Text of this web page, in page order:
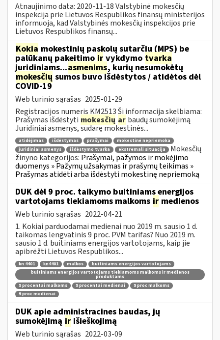
Atnaujinimo data: 2020-11-18 Valstybinė mokesčių
inspekcija prie Lietuvos Respublikos finansų ministerijos
informuoja, kad Valstybinės mokesčių inspekcijos prie
Lietuvos Respublikos finansų...
Kokia mokestinių paskolų sutarčių (MPS) be
palūkanų pakeitimo ir vykdymo tvarka
juridiniams...asmenims, kurių nesumokėtų
mokesčių sumos buvo išdėstytos / atidėtos dėl
COVID-19
Web turinio sąrašas 2025-01-29
Registracijos numeris KM2513 Ši informacija skelbiama:
Prašymas išdėstyti mokesčių ar baudų sumokėjimą
Juridiniai asmenys, sudarę mokestinės...
atidėjimas išdėstymas prašymai
mokestinė nepriemoka
juridiniai asmenys
išdėstymo tvarka ekstremali situacija
Mokesčių
žinyno kategorijos: Prašymai, pažymos ir mokėjimo
duomenys » Pažymų užsakymas ir prašymų teikimas »
Prašymas atidėti arba išdėstyti mokestinę nepriemoką
DUK dėl 9 proc. taikymo buitiniams energijos
vartotojams tiekiamoms malkoms ir medienos
Web turinio sąrašas 2022-04-21
1. Kokiai parduodamai medienai nuo 2019 m. sausio 1 d.
taikomas lengvatinis 9 proc. PVM tarifas? Nuo 2019 m.
sausio 1 d. buitiniams energijos vartotojams, kaip jie
apibrėžti Lietuvos Respublikos...
kn 4401 kn4401 malkos
buitiniams energijos vartotojams
buitiniams energijos vartotojams tiekiamoms malkoms ir medienos
produktams
9 procentai malkoms
9 procentai medienai
9 proc malkoms
9 proc medienai
DUK apie administracines baudas, jų
sumokėjimą ir išieškojimą
Web turinio sąrašas 2022-03-09